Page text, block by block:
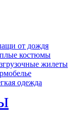
от дождя
костюмы
жилеты
одежда